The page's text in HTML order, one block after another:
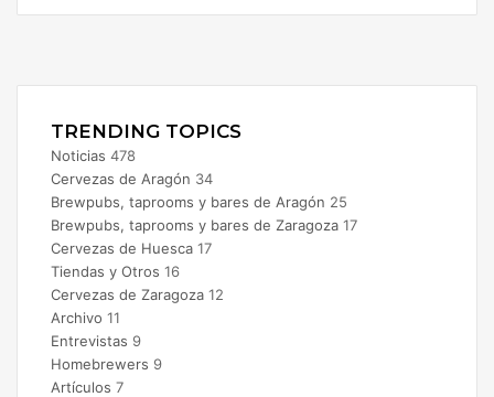
TRENDING TOPICS
Noticias 478
Cervezas de Aragón 34
Brewpubs, taprooms y bares de Aragón 25
Brewpubs, taprooms y bares de Zaragoza 17
Cervezas de Huesca 17
Tiendas y Otros 16
Cervezas de Zaragoza 12
Archivo 11
Entrevistas 9
Homebrewers 9
Artículos 7